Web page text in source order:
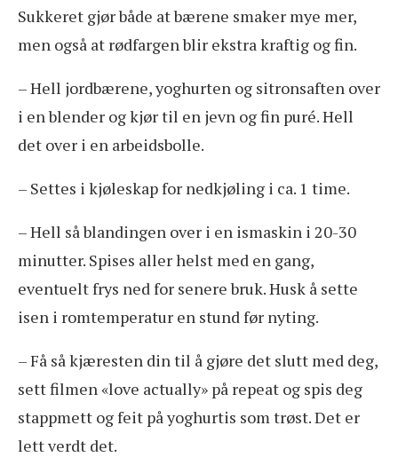
Sukkeret gjør både at bærene smaker mye mer,
men også at rødfargen blir ekstra kraftig og fin.
– Hell jordbærene, yoghurten og sitronsaften over
i en blender og kjør til en jevn og fin puré. Hell
det over i en arbeidsbolle.
– Settes i kjøleskap for nedkjøling i ca. 1 time.
– Hell så blandingen over i en ismaskin i 20-30
minutter. Spises aller helst med en gang,
eventuelt frys ned for senere bruk. Husk å sette
isen i romtemperatur en stund før nyting.
– Få så kjæresten din til å gjøre det slutt med deg,
sett filmen «love actually» på repeat og spis deg
stappmett og feit på yoghurtis som trøst. Det er
lett verdt det.